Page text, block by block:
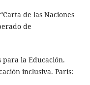
de las Naciones
de
para la Educación.
inclusiva. París: